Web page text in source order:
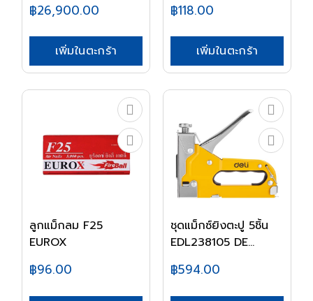
฿26,900.00
เพิ่มในตะกร้า
฿118.00
เพิ่มในตะกร้า
ลูกแม็กลม F25
EUROX
฿96.00
ชุดแม็กซ์ยิงตะปู 5ชิ้น
EDL238105 DE...
฿594.00